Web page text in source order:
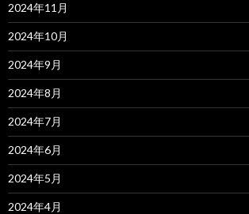
2024年11月
2024年10月
2024年9月
2024年8月
2024年7月
2024年6月
2024年5月
2024年4月